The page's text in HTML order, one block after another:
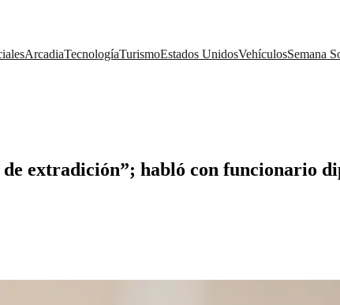
ArcadiaTecnologíaTurismoEstados UnidosVehículosSemana
extradición”; habló con funcionario